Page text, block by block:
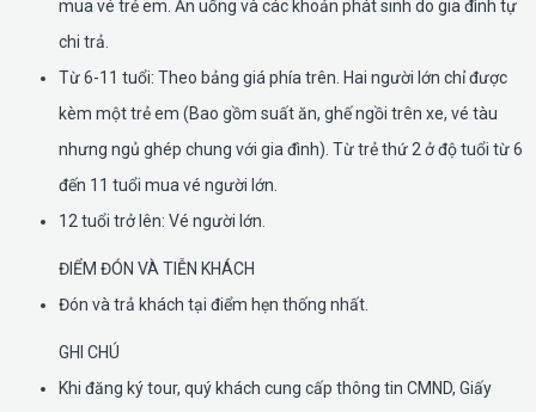
mua vé trẻ em. Ăn uống và các khoản phát sinh do gia đình tự
chi trả.
Từ 6-11 tuổi: Theo bảng giá phía trên. Hai người lớn chỉ được
kèm một trẻ em (Bao gồm suất ăn, ghế ngồi trên xe, vé tàu
nhưng ngủ ghép chung với gia đình). Từ trẻ thứ 2 ở độ tuổi từ 6
đến 11 tuổi mua vé người lớn.
12 tuổi trở lên: Vé người lớn.
ĐIỂM ĐÓN VÀ TIỄN KHÁCH
Đón và trả khách tại điểm hẹn thống nhất.
GHI CHÚ
Khi đăng ký tour, quý khách cung cấp thông tin CMND, Giấy